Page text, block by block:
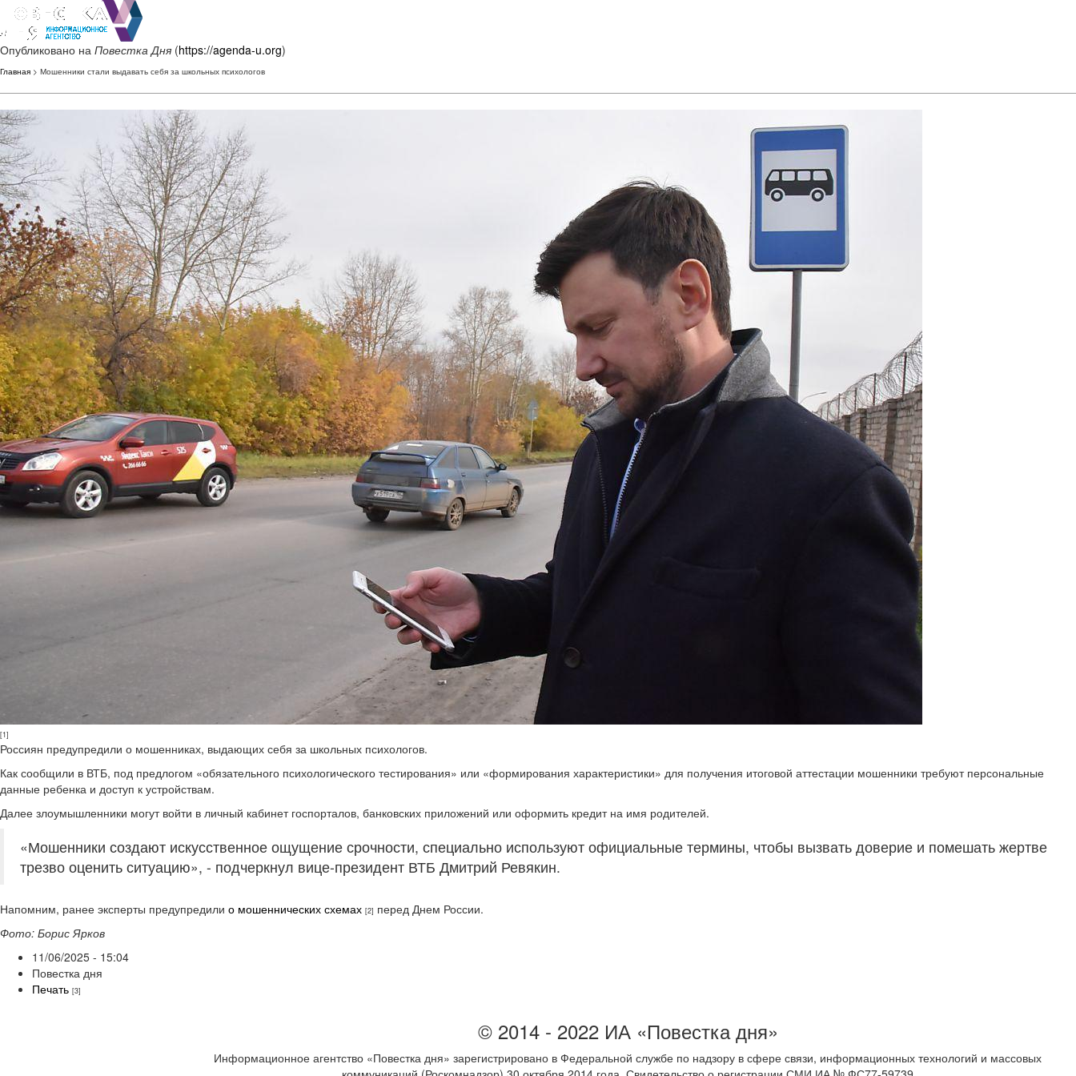
Опубликовано на Повестка Дня (https://agenda-u.org)
Главная > Мошенники стали выдавать себя за школьных психологов
[1]
Россиян предупредили о мошенниках, выдающих себя за школьных психологов.
Как сообщили в ВТБ, под предлогом «обязательного психологического тестирования» или «формирования характеристики» для получения итоговой аттестации мошенники требуют персональные
данные ребенка и доступ к устройствам.
Далее злоумышленники могут войти в личный кабинет госпорталов, банковских приложений или оформить кредит на имя родителей.
«Мошенники создают искусственное ощущение срочности, специально используют официальные термины, чтобы вызвать доверие и помешать жертве
трезво оценить ситуацию», - подчеркнул вице-президент ВТБ Дмитрий Ревякин.
Напомним, ранее эксперты предупредили о мошеннических схемах [2] перед Днем России.
Фото: Борис Ярков
11/06/2025 - 15:04
Повестка дня
Печать [3]
© 2014 - 2022 ИА «Повестка дня»
Информационное агентство «Повестка дня» зарегистрировано в Федеральной службе по надзору в сфере связи, информационных технологий и массовых